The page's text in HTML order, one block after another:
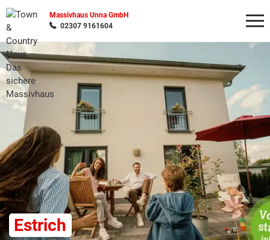
Massivhaus Unna GmbH
02307 9161604
Estrich
Wonach möchten Sie suchen?